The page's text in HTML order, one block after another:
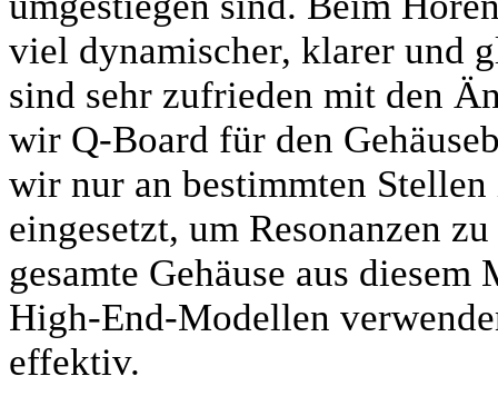
viel dynamischer, klarer und
sind sehr zufrieden mit den
wir Q-Board für den
wir nur an bestimmten
eingesetzt, um Resonanzen
gesamte Gehäuse aus
High-End-Modellen
effektiv.